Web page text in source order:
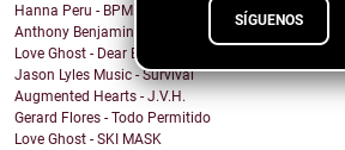
SÍGUENOS
Hanna Peru - BPM
Anthony Benjamin - Protect Yourself
Love Ghost - Dear Boy
Jason Lyles Music - Survival
Augmented Hearts - J.V.H.
Gerard Flores - Todo Permitido
Love Ghost - SKI MASK